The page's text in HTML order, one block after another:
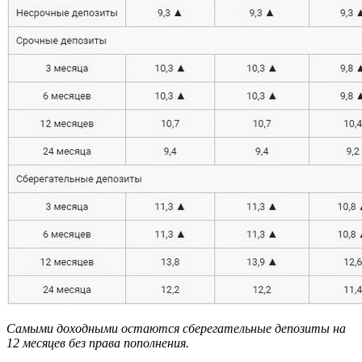
Самыми доходными остаются сберегательные депозиты на
12 месяцев без права пополнения.